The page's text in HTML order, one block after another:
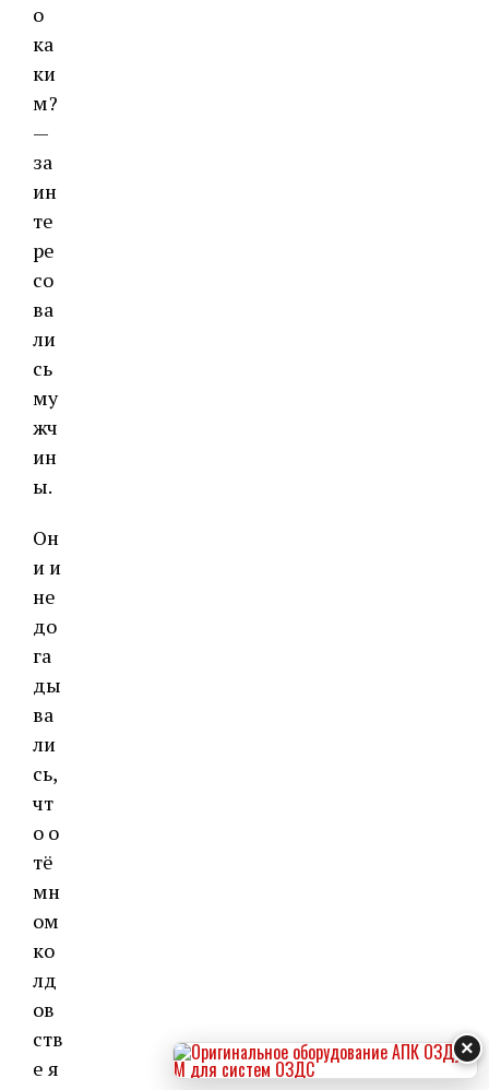
о
ка
ки
м?
—
за
ин
те
ре
со
ва
ли
сь
му
жч
ин
ы.
Он
и и
не
до
га
ды
ва
ли
сь,
чт
о о
тё
мн
ом
ко
лд
ов
ств
е я
×